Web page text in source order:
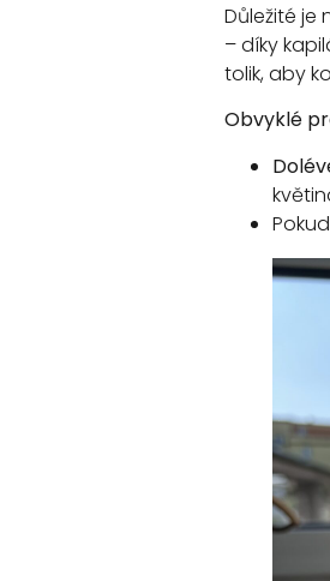
Důležité je
– díky
tolik, aby
Obvyklé